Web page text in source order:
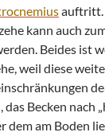
auftritt.
kann auch
Beides ist
weil diese
das Becken nach
dem am Boden